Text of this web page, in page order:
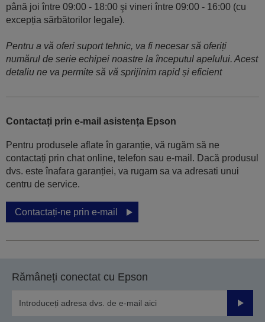
până joi între 09:00 - 18:00 şi vineri între 09:00 - 16:00 (cu
excepția sărbătorilor legale).
Pentru a vă oferi suport tehnic, va fi necesar să oferiți
numărul de serie echipei noastre la începutul apelului. Acest
detaliu ne va permite să vă sprijinim rapid și eficient
Contactați prin e-mail asistența Epson
Pentru produsele aflate în garanție, vă rugăm să ne
contactați prin chat online, telefon sau e-mail. Dacă produsul
dvs. este înafara garanției, va rugam sa va adresati unui
centru de service.
Contactați-ne prin e-mail
Rămâneți conectat cu Epson